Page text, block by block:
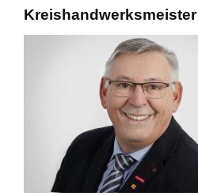
Kreishandwerksmeister